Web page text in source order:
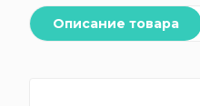
Описание товара